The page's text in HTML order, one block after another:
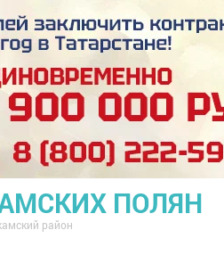
ПОЛЯН
район